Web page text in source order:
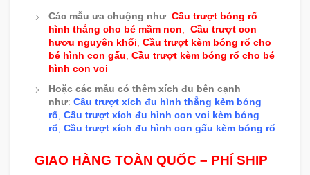
Các mẫu ưa chuộng như: Cầu trượt bóng rổ
hình thẳng cho bé mầm non, Cầu trượt con
hươu nguyên khối, Cầu trượt kèm bóng rổ cho
bé hình con gấu, Cầu trượt kèm bóng rổ cho bé
hình con voi
Hoặc các mẫu có thêm xích đu bên cạnh
như: Cầu trượt xích đu hình thẳng kèm bóng
rổ, Cầu trượt xích đu hình con voi kèm bóng
rổ, Cầu trượt xích đu hình con gấu kèm bóng rổ
GIAO HÀNG TOÀN QUỐC – PHÍ SHIP